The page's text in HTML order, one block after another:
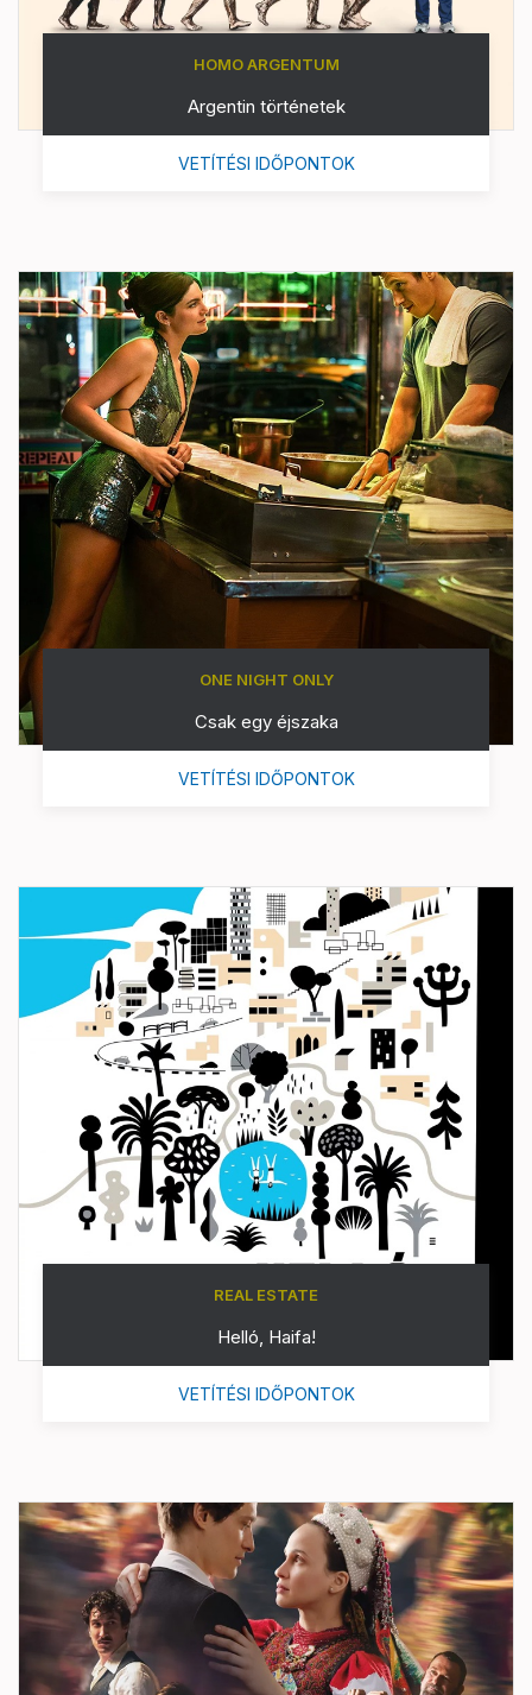
HOMO ARGENTUM
Argentin történetek
VETÍTÉSI IDŐPONTOK
ONE NIGHT ONLY
Csak egy éjszaka
VETÍTÉSI IDŐPONTOK
REAL ESTATE
Helló, Haifa!
VETÍTÉSI IDŐPONTOK